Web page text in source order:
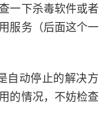
一下杀毒软件或者
服务（后面这个一
自动停止的解决方
的情况，不妨检查